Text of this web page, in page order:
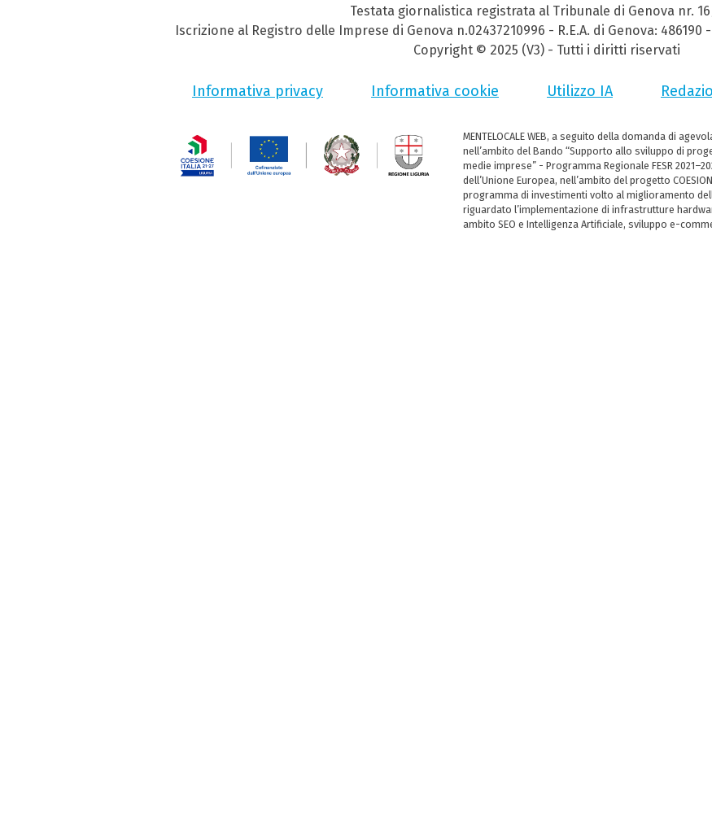
Testata giornalistica registrata al Tribunale di Genova nr.
Iscrizione al Registro delle Imprese di Genova n.02437210996 - R.E.A. di Genova: 486190
Copyright © 2025 (V3) - Tutti i diritti riservati
Informativa privacy Informativa cookie Utilizzo IA
MENTELOCALE WEB, a seguito della domanda di
nell’ambito del Bando “Supporto allo sviluppo di
medie imprese” - Programma Regionale FESR
dell’Unione Europea, nell’ambito del progetto
programma di investimenti volto al miglioramento
riguardato l’implementazione di infrastrutture
ambito SEO e Intelligenza Artificiale, sviluppo e-